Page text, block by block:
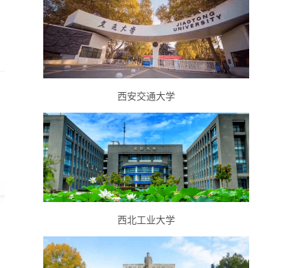
西安交通大学
西北工业大学